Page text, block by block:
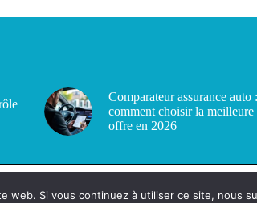
Comparateur assurance auto :
comment choisir la meilleure
offre en 2026
Si vous continuez à utiliser ce site, nous